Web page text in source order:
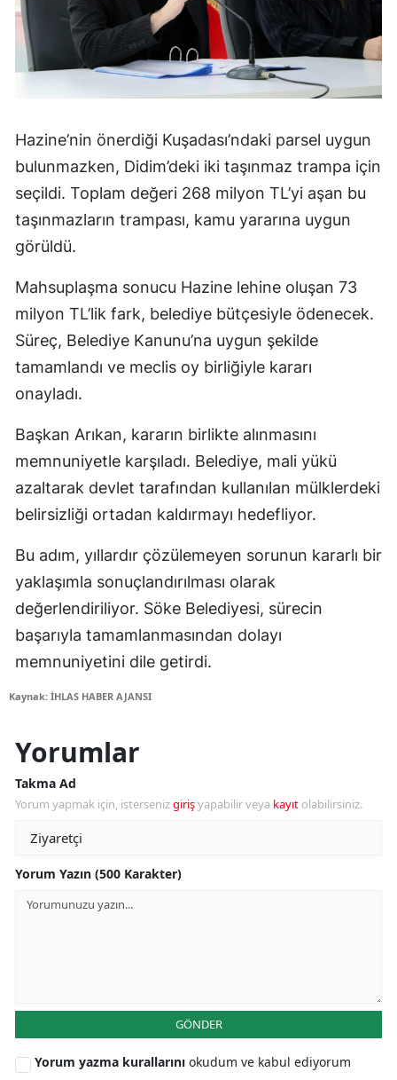
Hazine’nin önerdiği Kuşadası’ndaki parsel uygun
bulunmazken, Didim’deki iki taşınmaz trampa için
seçildi. Toplam değeri 268 milyon TL’yi aşan bu
taşınmazların trampası, kamu yararına uygun
görüldü.
Mahsuplaşma sonucu Hazine lehine oluşan 73
milyon TL’lik fark, belediye bütçesiyle ödenecek.
Süreç, Belediye Kanunu’na uygun şekilde
tamamlandı ve meclis oy birliğiyle kararı
onayladı.
Başkan Arıkan, kararın birlikte alınmasını
memnuniyetle karşıladı. Belediye, mali yükü
azaltarak devlet tarafından kullanılan mülklerdeki
belirsizliği ortadan kaldırmayı hedefliyor.
Bu adım, yıllardır çözülemeyen sorunun kararlı bir
yaklaşımla sonuçlandırılması olarak
değerlendiriliyor. Söke Belediyesi, sürecin
başarıyla tamamlanmasından dolayı
memnuniyetini dile getirdi.
Kaynak: İHLAS HABER AJANSI
Yorumlar
Takma Ad
Yorum yapmak için, istersenizgirişyapabilir veya kayıt olabilirsiniz.
Yorum Yazın (500 Karakter)
GÖNDER
Yorum yazma kurallarını okudum ve kabul ediyorum